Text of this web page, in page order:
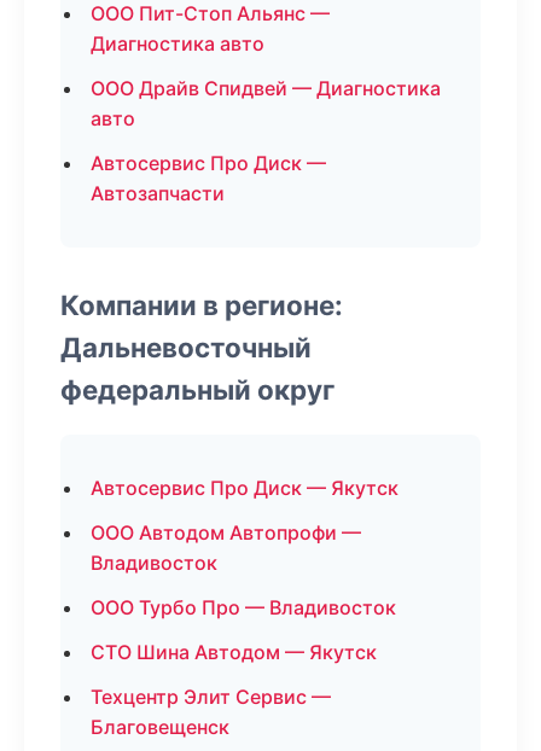
ООО Пит-Стоп Альянс —
Диагностика авто
ООО Драйв Спидвей — Диагностика
авто
Автосервис Про Диск —
Автозапчасти
Компании в регионе:
Дальневосточный
федеральный округ
Автосервис Про Диск — Якутск
ООО Автодом Автопрофи —
Владивосток
ООО Турбо Про — Владивосток
СТО Шина Автодом — Якутск
Техцентр Элит Сервис —
Благовещенск